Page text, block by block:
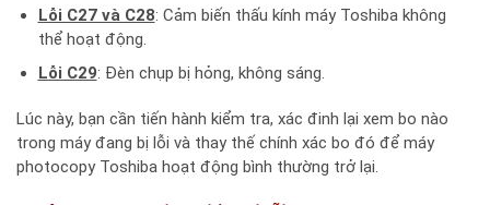
Lỗi C27 và C28: Cảm biến thấu kính máy Toshiba không
thể hoạt động.
Lỗi C29: Đèn chụp bị hỏng, không sáng.
Lúc này, bạn cần tiến hành kiểm tra, xác đinh lại xem bo nào
trong máy đang bị lỗi và thay thế chính xác bo đó để máy
photocopy Toshiba hoạt động bình thường trở lại.